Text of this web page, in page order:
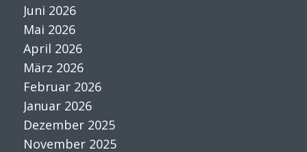
Juni 2026
Mai 2026
April 2026
März 2026
Februar 2026
Januar 2026
Dezember 2025
November 2025